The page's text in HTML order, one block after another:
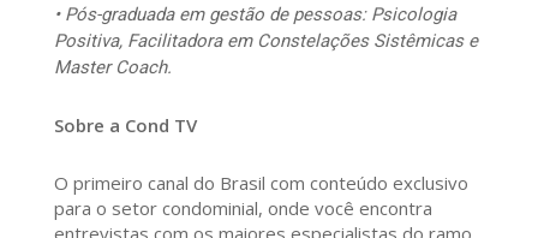
• Pós-graduada em gestão de pessoas: Psicologia
Positiva, Facilitadora em Constelações Sistêmicas e
Master Coach.
Sobre a Cond TV
O primeiro canal do Brasil com conteúdo exclusivo
para o setor condominial, onde você encontra
entrevistas com os maiores especialistas do ramo,